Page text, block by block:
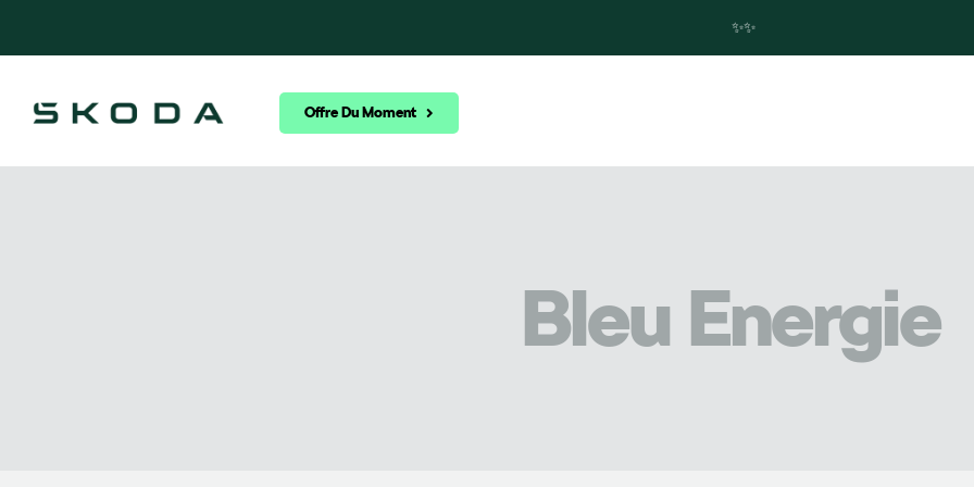
✨Trouvez votre future Skoda en quelques clics ! ✨
Offre Du Moment
Bleu Energie